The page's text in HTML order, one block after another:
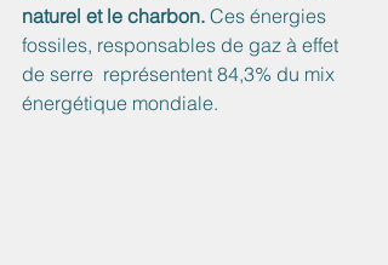
naturel et le charbon. Ces énergies
fossiles, responsables de gaz à effet
de serre  représentent 84,3% du mix
énergétique mondiale.